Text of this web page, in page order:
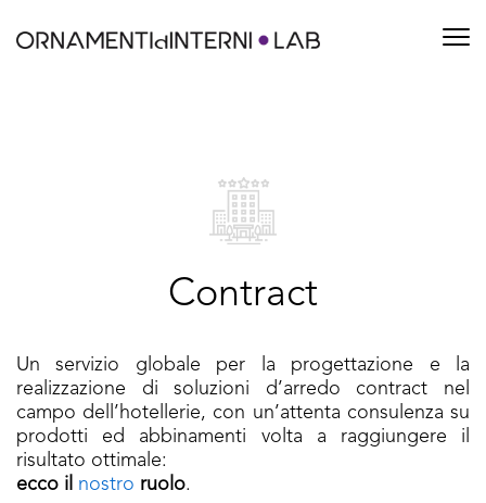
Contract
Un servizio globale per la progettazione e la
realizzazione di soluzioni d’arredo contract nel
campo dell’hotellerie, con un’attenta consulenza su
prodotti ed abbinamenti volta a raggiungere il
risultato ottimale:
ecco il nostro ruolo.